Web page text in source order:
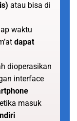
atau bisa di
waktu
dapat
dioperasikan
interface
masuk